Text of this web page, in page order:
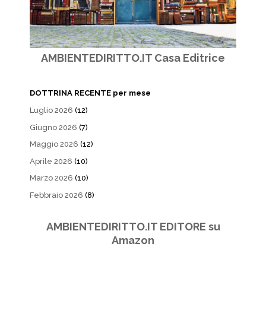
AMBIENTEDIRITTO.IT Casa Editrice
DOTTRINA RECENTE per mese
Luglio 2026 (12)
Giugno 2026 (7)
Maggio 2026 (12)
Aprile 2026 (10)
Marzo 2026 (10)
Febbraio 2026 (8)
AMBIENTEDIRITTO.IT EDITORE su
Amazon